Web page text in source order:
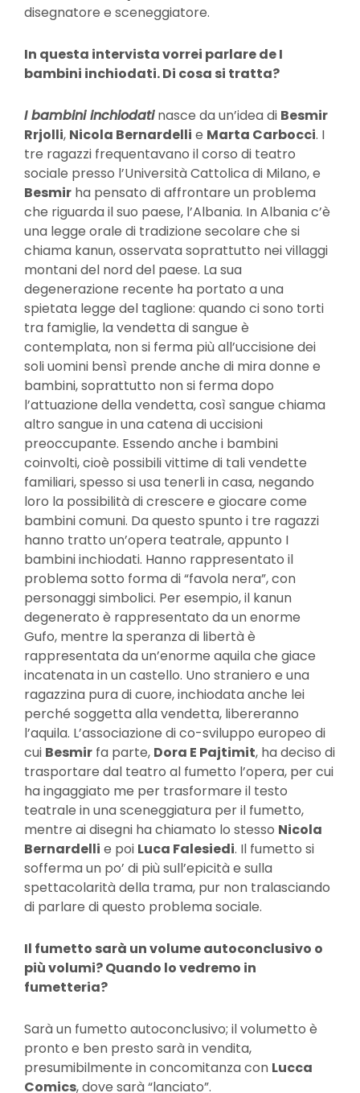
disegnatore e sceneggiatore.
In questa intervista vorrei parlare de I
bambini inchiodati. Di cosa si tratta?
I bambini inchiodatinasce da un’idea di Besmir
Rrjolli, Nicola Bernardelli e Marta Carbocci. I
tre ragazzi frequentavano il corso di teatro
sociale presso l’Università Cattolica di Milano, e
Besmir ha pensato di affrontare un problema
che riguarda il suo paese, l’Albania. In Albania c’è
una legge orale di tradizione secolare che si
chiama kanun, osservata soprattutto nei villaggi
montani del nord del paese. La sua
degenerazione recente ha portato a una
spietata legge del taglione: quando ci sono torti
tra famiglie, la vendetta di sangue è
contemplata, non si ferma più all’uccisione dei
soli uomini bensì prende anche di mira donne e
bambini, soprattutto non si ferma dopo
l’attuazione della vendetta, così sangue chiama
altro sangue in una catena di uccisioni
preoccupante. Essendo anche i bambini
coinvolti, cioè possibili vittime di tali vendette
familiari, spesso si usa tenerli in casa, negando
loro la possibilità di crescere e giocare come
bambini comuni. Da questo spunto i tre ragazzi
hanno tratto un’opera teatrale, appunto I
bambini inchiodati. Hanno rappresentato il
problema sotto forma di “favola nera”, con
personaggi simbolici. Per esempio, il kanun
degenerato è rappresentato da un enorme
Gufo, mentre la speranza di libertà è
rappresentata da un’enorme aquila che giace
incatenata in un castello. Uno straniero e una
ragazzina pura di cuore, inchiodata anche lei
perché soggetta alla vendetta, libereranno
l’aquila. L’associazione di co-sviluppo europeo di
cui Besmir fa parte, Dora E Pajtimit, ha deciso di
trasportare dal teatro al fumetto l’opera, per cui
ha ingaggiato me per trasformare il testo
teatrale in una sceneggiatura per il fumetto,
mentre ai disegni ha chiamato lo stesso Nicola
Bernardelli e poi Luca Falesiedi. Il fumetto si
sofferma un po’ di più sull’epicità e sulla
spettacolarità della trama, pur non tralasciando
di parlare di questo problema sociale.
Il fumetto sarà un volume autoconclusivo o
più volumi? Quando lo vedremo in
fumetteria?
Sarà un fumetto autoconclusivo; il volumetto è
pronto e ben presto sarà in vendita,
presumibilmente in concomitanza con Lucca
Comics, dove sarà “lanciato”.